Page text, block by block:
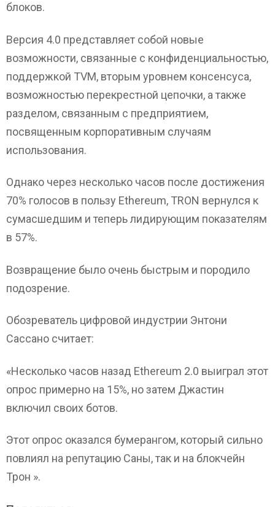
блоков.
Версия 4.0 представляет собой новые
возможности, связанные с конфиденциальностью,
поддержкой TVM, вторым уровнем консенсуса,
возможностью перекрестной цепочки, а также
разделом, связанным с предприятием,
посвященным корпоративным случаям
использования.
Однако через несколько часов после достижения
70% голосов в пользу Ethereum, TRON вернулся к
сумасшедшим и теперь лидирующим показателям
в 57%.
Возвращение было очень быстрым и породило
подозрение.
Обозреватель цифровой индустрии Энтони
Сассано считает:
«Несколько часов назад Ethereum 2.0 выиграл этот
опрос примерно на 15%, но затем Джастин
включил своих ботов.
Этот опрос оказался бумерангом, который сильно
повлиял на репутацию Саны, так и на блокчейн
Трон ».